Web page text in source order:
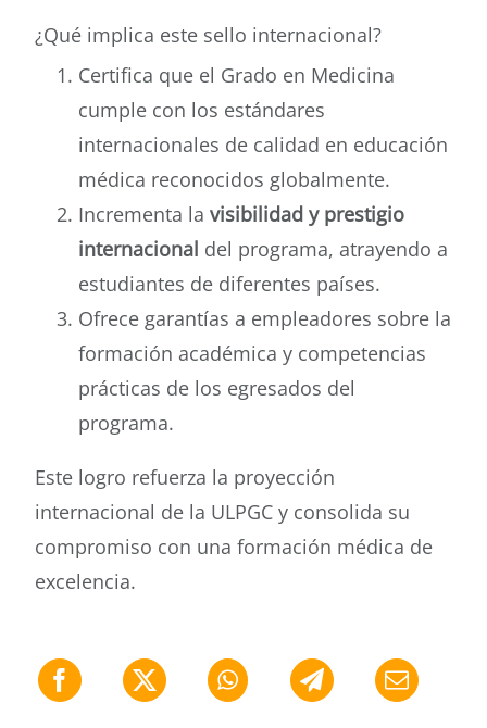
¿Qué implica este sello internacional?
Certifica que el Grado en Medicina
cumple con los estándares
internacionales de calidad en educación
médica reconocidos globalmente.
Incrementa la visibilidad y prestigio
internacional del programa, atrayendo a
estudiantes de diferentes países.
Ofrece garantías a empleadores sobre la
formación académica y competencias
prácticas de los egresados del
programa.
Este logro refuerza la proyección
internacional de la ULPGC y consolida su
compromiso con una formación médica de
excelencia.